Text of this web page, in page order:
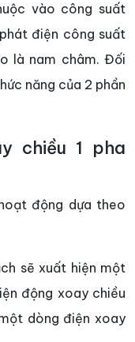
vào công suất
điện công suất
là nam châm. Đối
năng của 2 phần
chiều 1 pha
động dựa theo
sẽ xuất hiện một
động xoay chiều
dòng điện xoay